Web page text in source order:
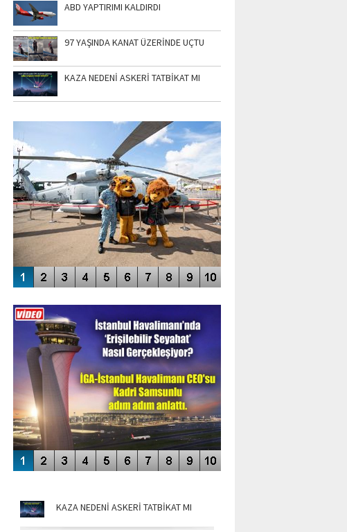
ABD YAPTIRIMI KALDIRDI
97 YAŞINDA KANAT ÜZERİNDE UÇTU
KAZA NEDENİ ASKERİ TATBİKAT MI
SİNGAPUR AIRSHOW-2020
ENGELLERİN AŞILDIĞI HAVALİMANI
KAZA NEDENİ ASKERİ TATBİKAT MI